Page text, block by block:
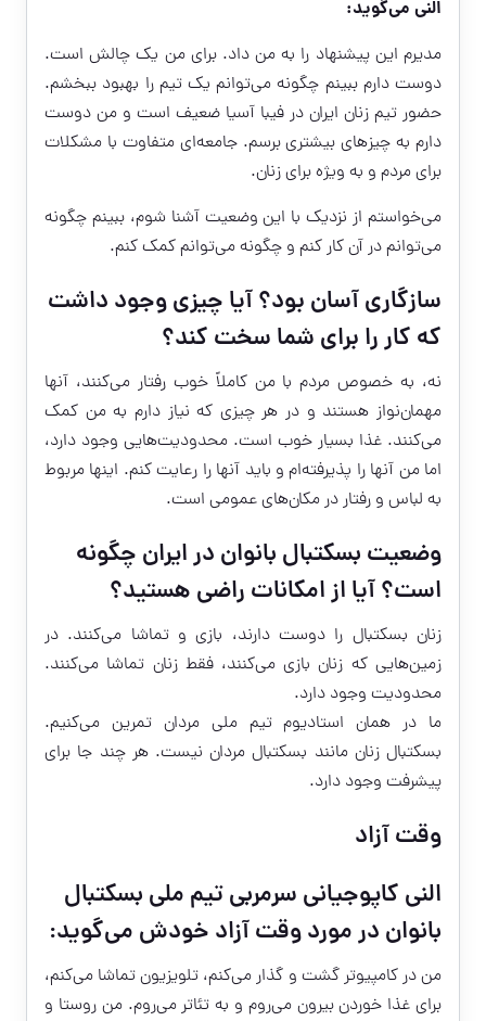
النی می‌گوید:
مدیرم این پیشنهاد را به من داد. برای من یک چالش است.
دوست دارم ببینم چگونه می‌توانم یک تیم را بهبود ببخشم.
حضور تیم زنان ایران در فیبا آسیا ضعیف است و من دوست
دارم به چیزهای بیشتری برسم. جامعه‌ای متفاوت با مشکلات
برای مردم و به ویژه برای زنان.
می‌خواستم از نزدیک با این وضعیت آشنا شوم، ببینم چگونه
می‌توانم در آن کار کنم و چگونه می‌توانم کمک کنم.
سازگاری آسان بود؟ آیا چیزی وجود داشت
که کار را برای شما سخت کند؟
نه، به خصوص مردم با من کاملاً خوب رفتار می‌کنند، آنها
مهمان‌نواز هستند و در هر چیزی که نیاز دارم به من کمک
می‌کنند. غذا بسیار خوب است. محدودیت‌هایی وجود دارد،
اما من آنها را پذیرفته‌ام و باید آنها را رعایت کنم. اینها مربوط
به لباس و رفتار در مکان‌های عمومی است.
وضعیت بسکتبال بانوان در ایران چگونه
است؟ آیا از امکانات راضی هستید؟
زنان بسکتبال را دوست دارند، بازی و تماشا می‌کنند. در
زمین‌هایی که زنان بازی می‌کنند، فقط زنان تماشا می‌کنند.
محدودیت وجود دارد.
ما در همان استادیوم تیم ملی مردان تمرین می‌کنیم.
بسکتبال زنان مانند بسکتبال مردان نیست. هر چند جا برای
پیشرفت وجود دارد.
وقت آزاد
النی کاپوجیانی سرمربی تیم ملی بسکتبال
بانوان در مورد وقت آزاد خودش می‌گوید:
من در کامپیوتر گشت و گذار می‌کنم، تلویزیون تماشا می‌کنم،
برای غذا خوردن بیرون می‌روم و به تئاتر می‌روم. من روستا و